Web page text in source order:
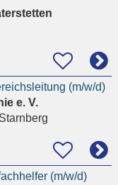
(m/w/d)
e. V.
(m/w/d)